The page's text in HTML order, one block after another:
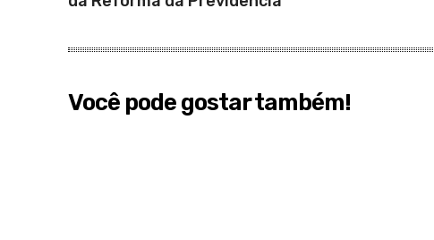
Você pode gostar também!